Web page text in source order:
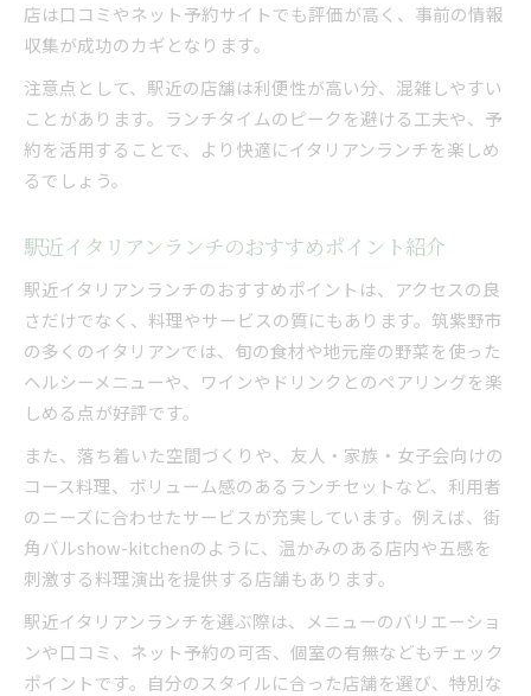
店は口コミやネット予約サイトでも評価が高く、事前の情報
収集が成功のカギとなります。
注意点として、駅近の店舗は利便性が高い分、混雑しやすい
ことがあります。ランチタイムのピークを避ける工夫や、予
約を活用することで、より快適にイタリアンランチを楽しめ
るでしょう。
駅近イタリアンランチのおすすめポイント紹介
駅近イタリアンランチのおすすめポイントは、アクセスの良
さだけでなく、料理やサービスの質にもあります。筑紫野市
の多くのイタリアンでは、旬の食材や地元産の野菜を使った
ヘルシーメニューや、ワインやドリンクとのペアリングを楽
しめる点が好評です。
また、落ち着いた空間づくりや、友人・家族・女子会向けの
コース料理、ボリューム感のあるランチセットなど、利用者
のニーズに合わせたサービスが充実しています。例えば、街
角バルshow-kitchenのように、温かみのある店内や五感を
刺激する料理演出を提供する店舗もあります。
駅近イタリアンランチを選ぶ際は、メニューのバリエーショ
ンや口コミ、ネット予約の可否、個室の有無などもチェック
ポイントです。自分のスタイルに合った店舗を選び、特別な